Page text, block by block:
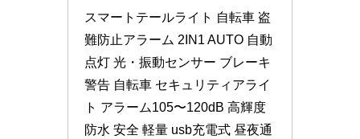
スマートテールライト 自転車 盗
難防止アラーム 2IN1 AUTO 自動
点灯 光・振動センサー ブレーキ
警告 自転車 セキュリティアライ
ト アラーム105〜120dB 高輝度
防水 安全 軽量 usb充電式 昼夜通